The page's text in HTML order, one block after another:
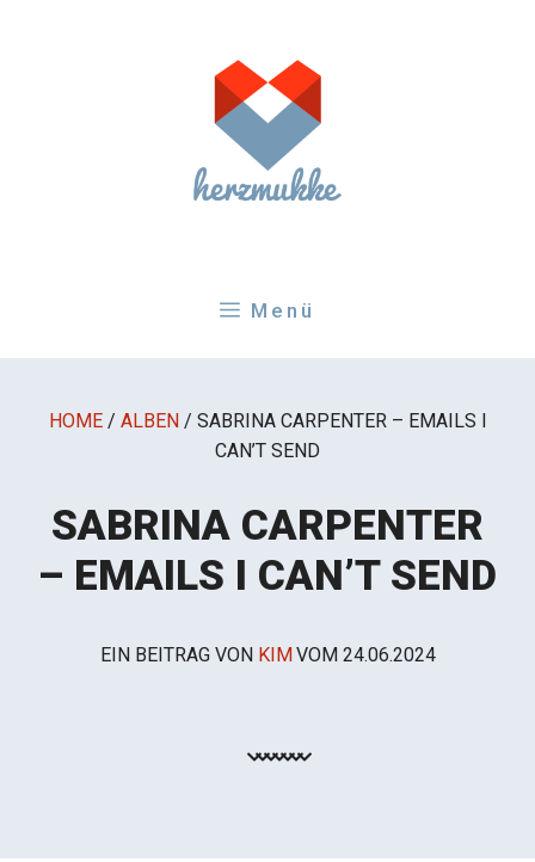
Menü
HOME / ALBEN / SABRINA CARPENTER – EMAILS I
CAN’T SEND
SABRINA CARPENTER
– EMAILS I CAN’T SEND
EIN BEITRAG VON KIMVOM 24.06.2024